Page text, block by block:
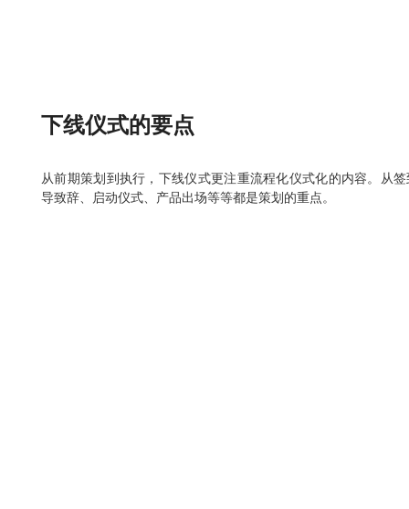
下线仪式的要点
从前期策划到执行，下线仪式更注重流程化仪式化的内容。从
导致辞、启动仪式、产品出场等等都是策划的重点。